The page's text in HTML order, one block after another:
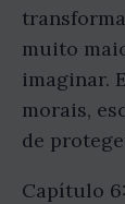
muito
imaginar.
morais,
de
Capítulo